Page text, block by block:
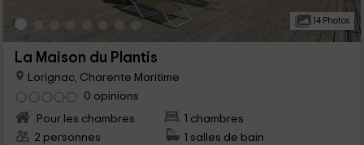
14 Photos
La Maison du Plantis
Lorignac, Charente Maritime
0 opinions
Pour les chambres
1 chambres
2 personnes
1 salles de bain